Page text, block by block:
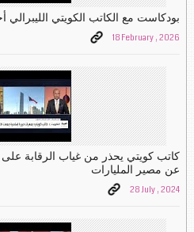
بودكاست مع الكاتب الكويتي الليبرالي
18 February , 2026
كاتب كويتي يحذر من غياب الرقابة على
عن مصير المليارات
28 July , 2024